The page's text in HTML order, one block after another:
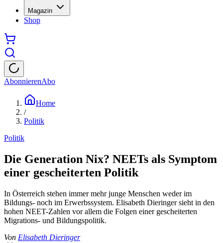
Magazin
Shop
AbonnierenAbo
Home
/
Politik
Politik
Die Generation Nix? NEETs als Symptom
einer gescheiterten Politik
In Österreich stehen immer mehr junge Menschen weder im
Bildungs- noch im Erwerbssystem. Elisabeth Dieringer sieht in den
hohen NEET-Zahlen vor allem die Folgen einer gescheiterten
Migrations- und Bildungspolitik.
Von Elisabeth Dieringer